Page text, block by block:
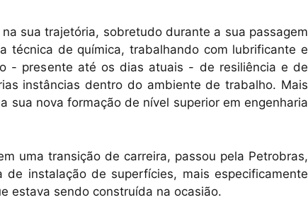
sua trajetória, sobretudo durante a sua passagem
de química, trabalhando com lubrificante e
- presente até os dias atuais - de resiliência e de
instâncias dentro do ambiente de trabalho. Mais
nova formação de nível superior em engenharia
uma transição de carreira, passou pela Petrobras,
instalação de superfícies, mais especificamente
estava sendo construída na ocasião.